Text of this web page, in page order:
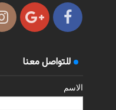
للتواصل معنا
الاسم